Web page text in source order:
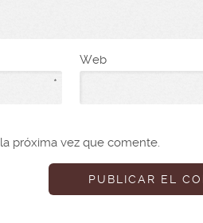
*
Web
próxima vez que comente.